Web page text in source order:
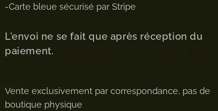
-Carte bleue sécurisé par Stripe
L'envoi ne se fait que après réception du
paiement.
Vente exclusivement par correspondance, pas de
boutique physique